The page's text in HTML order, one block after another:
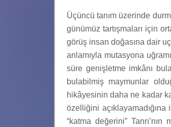
Üçüncü tanım üzerinde
günümüz tartışmaları için
görüş insan doğasına dair
anlamıyla mutasyona
süre genişletme imkânı
bulabilmiş maymunlar
hikâyesinin daha ne kadar
özelliğini açıklayamadığına
“katma değerini”